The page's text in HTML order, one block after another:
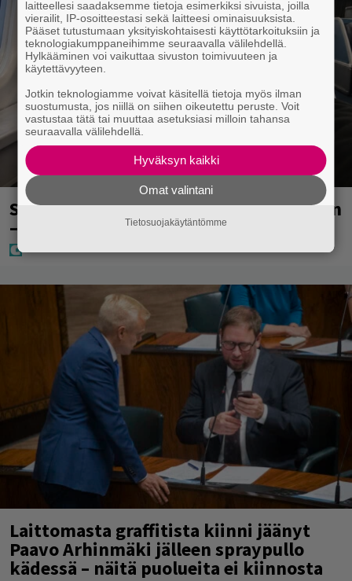
Sampo Kaulanen sai oudon tulehduksen
– makaa hoitolaitteessa nytkähdellen
Laittomasta graffitista kiinni jäänyt
Paavo Arhinmäki jälleen spraypullo
kädessä – näitä puolueita ei kiinnosta
laitteellesi saadaksemme tietoja esimerkiksi sivuista, joilla
vierailit, IP-osoitteestasi sekä laitteesi ominaisuuksista.
Pääset tutustumaan yksityiskohtaisesti käyttötarkoituksiin ja
teknologiakumppaneihimme seuraavalla välilehdellä.
Hylkääminen voi vaikuttaa sivuston toimivuuteen ja
käytettävyyteen.
Jotkin teknologiamme voivat käsitellä tietoja myös ilman
suostumusta, jos niillä on siihen oikeutettu peruste. Voit
vastustaa tätä tai muuttaa asetuksiasi milloin tahansa
seuraavalla välilehdellä.
Hyväksyn kaikki
Omat valintani
Tietosuojakäytäntömme